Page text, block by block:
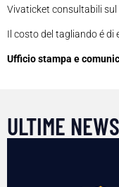
Vivaticket consultabili sul
Il costo del tagliando é di
Ufficio stampa e
ULTIME NEWS